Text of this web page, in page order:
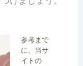
参考まで
に、当サ
イトの